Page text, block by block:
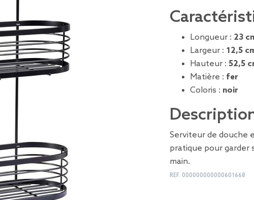
Longueur : 23
Largeur : 12,5
Hauteur : 52,5
Matière : fer
Coloris : noir
Serviteur de douche
pratique pour garder
main.
REF. 000000000000601668